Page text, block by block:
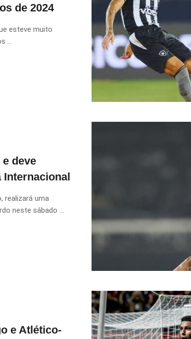
de 2024
esteve muito
...
deve
Internacional
realizará uma
neste sábado ...
e Atlético-